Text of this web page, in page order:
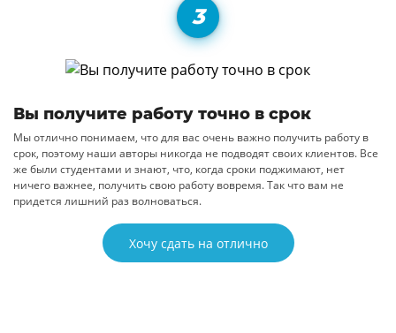
Вы получите работу точно в срок
Мы отлично понимаем, что для вас очень важно получить работу в
срок, поэтому наши авторы никогда не подводят своих клиентов. Все
же были студентами и знают, что, когда сроки поджимают, нет
ничего важнее, получить свою работу вовремя. Так что вам не
придется лишний раз волноваться.
Хочу сдать на отлично